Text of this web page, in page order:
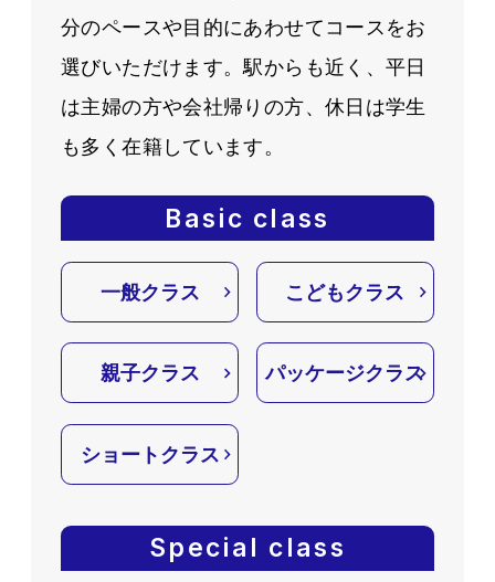
分のペースや目的にあわせてコースをお
選びいただけます。駅からも近く、平日
は主婦の方や会社帰りの方、休日は学生
も多く在籍しています。
Basic class
一般クラス こどもクラス
親子クラス パッケージクラス
ショートクラス
Special class